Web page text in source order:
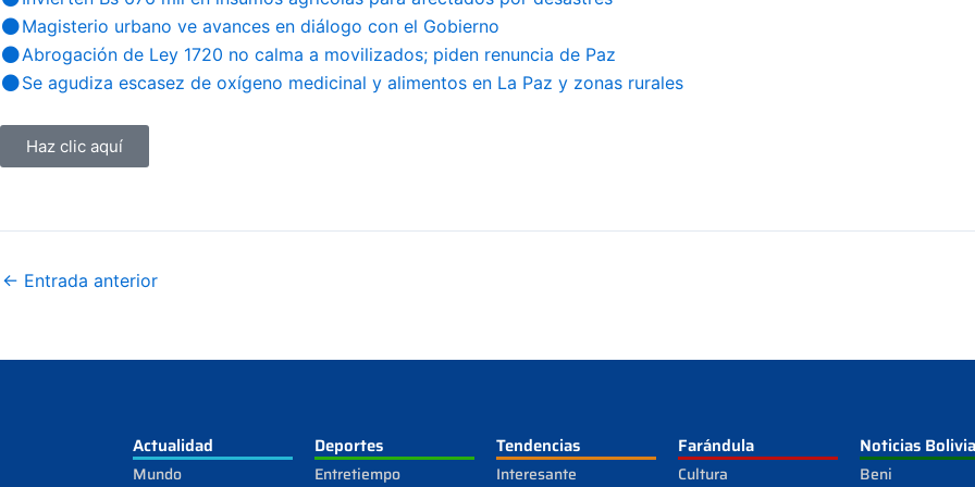
Magisterio urbano ve avances en diálogo con el Gobierno
Abrogación de Ley 1720 no calma a movilizados; piden renuncia de Paz
Se agudiza escasez de oxígeno medicinal y alimentos en La Paz y zonas rurales
Haz clic aquí
← Entrada anterior
Actualidad
Mundo
Deportes
Entretiempo
Tendencias
Interesante
Farándula
Cultura
Noticias Bolivia
Beni